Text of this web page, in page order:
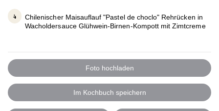
Chilenischer Maisauflauf "Pastel de choclo" Rehrücken in
Wacholdersauce Glühwein-Birnen-Kompott mit Zimtcreme
Foto hochladen
Im Kochbuch speichern